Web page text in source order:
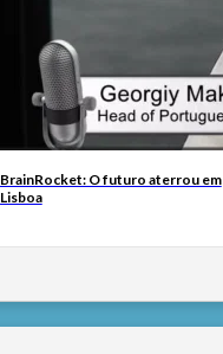
BrainRocket: O futuro aterrou em
Lisboa